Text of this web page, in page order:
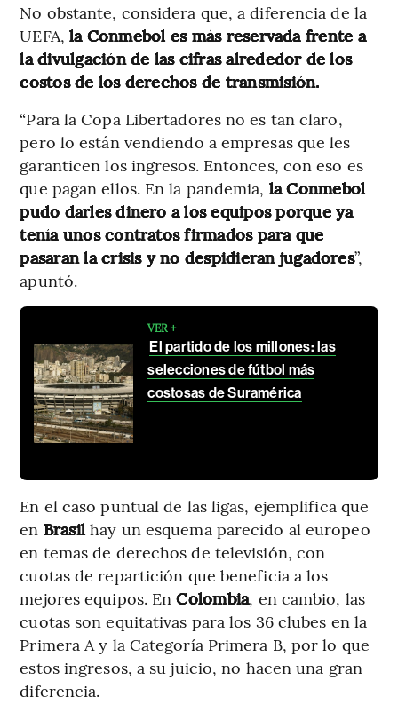
No obstante, considera que, a diferencia de la
UEFA, la Conmebol es más reservada frente a
la divulgación de las cifras alrededor de los
costos de los derechos de transmisión.
“Para la Copa Libertadores no es tan claro,
pero lo están vendiendo a empresas que les
garanticen los ingresos. Entonces, con eso es
que pagan ellos. En la pandemia, la Conmebol
pudo darles dinero a los equipos porque ya
tenía unos contratos firmados para que
pasaran la crisis y no despidieran jugadores”,
apuntó.
VER +
El partido de los millones: las
selecciones de fútbol más
costosas de Suramérica
En el caso puntual de las ligas, ejemplifica que
en Brasilhay un esquema parecido al europeo
en temas de derechos de televisión, con
cuotas de repartición que beneficia a los
mejores equipos. EnColombia, en cambio, las
cuotas son equitativas para los 36 clubes en la
Primera A y la Categoría Primera B, por lo que
estos ingresos, a su juicio, no hacen una gran
diferencia.